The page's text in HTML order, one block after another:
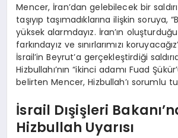
Mencer, İran’dan gelebilecek bir
taşıyıp taşımadıklarına ilişkin soruya,
yüksek alarmdayız. İran’ın
farkındayız ve sınırlarımızı
İsrail’in Beyrut’a gerçekleştirdiği
Hizbullahı’nın “ikinci adamı Fuad
belirten Mencer, Hizbullah’ı sorumlu
İsrail Dışişleri
Hizbullah Uyarısı